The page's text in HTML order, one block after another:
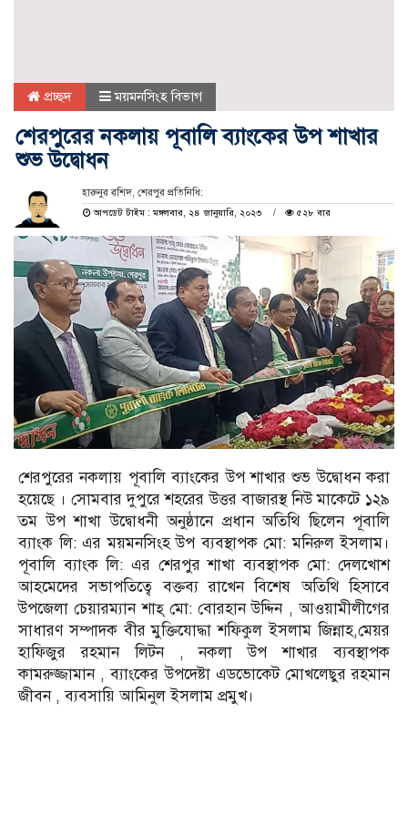
প্রচ্ছদ ময়মনসিংহ বিভাগ
শেরপুরের নকলায় পূবালি ব্যাংকের উপ শাখার
শুভ উদ্বোধন
হারুনুর রশিদ, শেরপুর প্রতিনিধি:
আপডেট টাইম : মঙ্গলবার, ২৪ জানুয়ারি, ২০২৩
৫২৮ বার
শেরপুরের নকলায় পূবালি ব্যাংকের উপ শাখার শুভ উদ্বোধন করা
হয়েছে । সোমবার দুপুরে শহরের উত্তর বাজারস্থ নিউ মাকেটে ১২৯
তম উপ শাখা উদ্বোধনী অনুষ্ঠানে প্রধান অতিথি ছিলেন পূবালি
ব্যাংক লি: এর ময়মনসিংহ উপ ব্যবস্থাপক মো: মনিরুল ইসলাম।
পূবালি ব্যাংক লি: এর শেরপুর শাখা ব্যবস্থাপক মো: দেলখোশ
আহমেদের সভাপতিত্বে বক্তব্য রাখেন বিশেষ অতিথি হিসাবে
উপজেলা চেয়ারম্যান শাহ্ মো: বোরহান উদ্দিন , আওয়ামীলীগের
সাধারণ সম্পাদক বীর মুক্তিযোদ্ধা শফিকুল ইসলাম জিন্নাহ,মেয়র
হাফিজুর রহমান লিটন , নকলা উপ শাখার ব্যবস্থাপক
কামরুজ্জামান , ব্যাংকের উপদেষ্টা এডভোকেট মোখলেছুর রহমান
জীবন , ব্যবসায়ি আমিনুল ইসলাম প্রমুখ।